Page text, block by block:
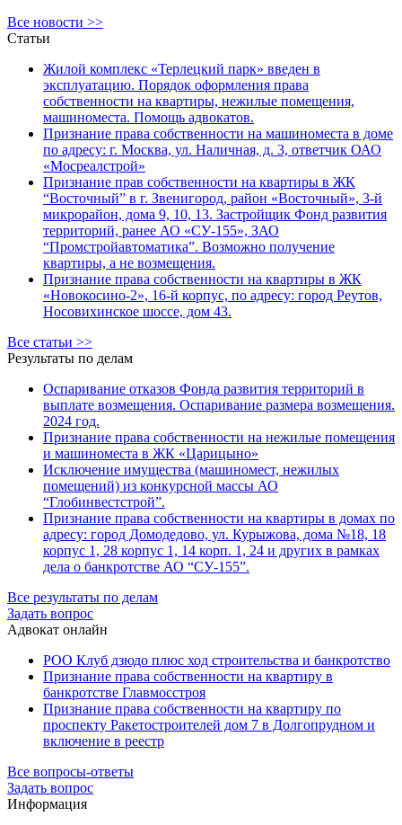
Все новости >>
Статьи
Жилой комплекс «Терлецкий парк» введен в
эксплуатацию. Порядок оформления права
собственности на квартиры, нежилые помещения,
машиноместа. Помощь адвокатов.
Признание права собственности на машиноместа в доме
по адресу: г. Москва, ул. Наличная, д. 3, ответчик ОАО
«Мосреалстрой»
Признание прав собственности на квартиры в ЖК
“Восточный” в г. Звенигород, район «Восточный», 3-й
микрорайон, дома 9, 10, 13. Застройщик Фонд развития
территорий, ранее АО «СУ-155», ЗАО
“Промстройавтоматика”. Возможно получение
квартиры, а не возмещения.
Признание права собственности на квартиры в ЖК
«Новокосино-2», 16-й корпус, по адресу: город Реутов,
Носовихинское шоссе, дом 43.
Все статьи >>
Результаты по делам
Оспаривание отказов Фонда развития территорий в
выплате возмещения. Оспаривание размера возмещения.
2024 год.
Признание права собственности на нежилые помещения
и машиноместа в ЖК «Царицыно»
Исключение имущества (машиномест, нежилых
помещений) из конкурсной массы АО
“Глобинвестстрой”.
Признание права собственности на квартиры в домах по
адресу: город Домодедово, ул. Курыжова, дома №18, 18
корпус 1, 28 корпус 1, 14 корп. 1, 24 и других в рамках
дела о банкротстве АО “СУ-155”.
Все результаты по делам
Задать вопрос
Адвокат онлайн
РОО Клуб дзюдо плюс ход строительства и банкротство
Признание права собственности на квартиру в
банкротстве Главмосстроя
Признание права собственности на квартиру по
проспекту Ракетостроителей дом 7 в Долгопрудном и
включение в реестр
Все вопросы-ответы
Задать вопрос
Информация